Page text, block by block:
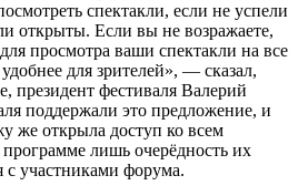
спектакли, если не успели
открыты. Если вы не возражаете,
просмотра ваши спектакли на все
для зрителей», — сказал,
президент фестиваля Валерий
поддержали это предложение, и
же открыла доступ ко всем
лишь очерёдность их
с участниками форума.